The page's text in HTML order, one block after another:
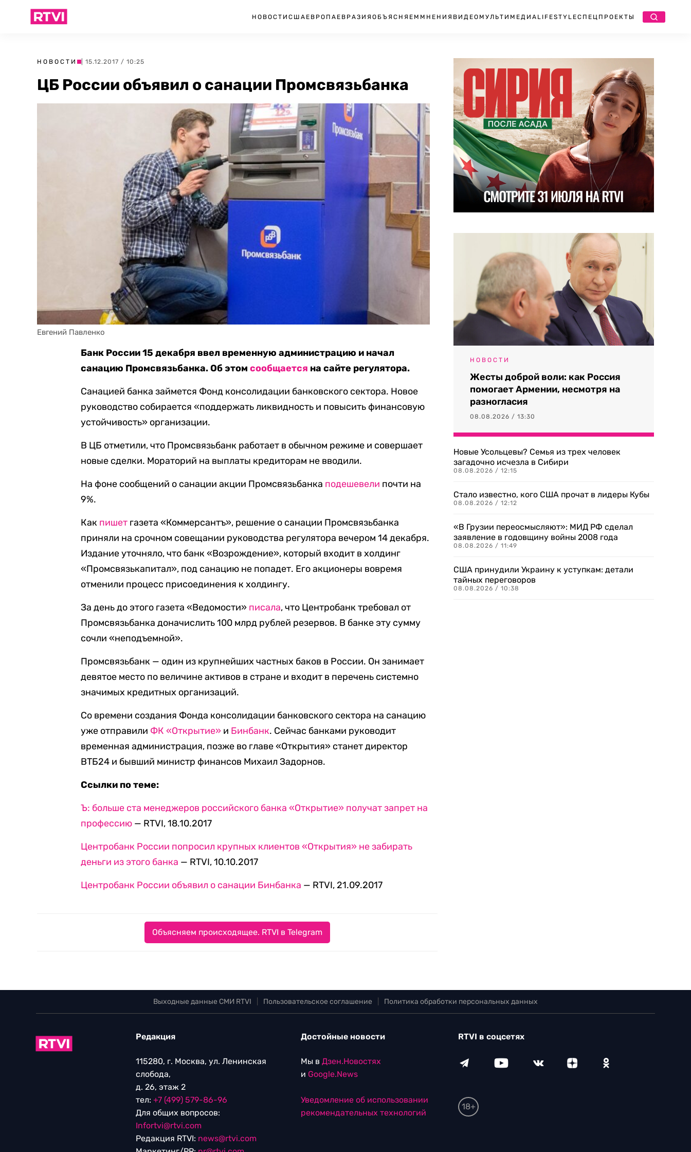
НОВОСТИ США ЕВРОПА ЕВРАЗИЯ ОБЪЯСНЯЕМ МНЕНИЯ ВИДЕО МУЛЬТИМЕДИА LIFESTYLEСПЕЦПРОЕКТЫ
НОВОСТИ | 15.12.2017 / 10:25
ЦБ России объявил о санации Промсвязьбанка
Евгений Павленко
Банк России 15 декабря ввел временную администрацию и начал
санацию Промсвязьбанка. Об этомсообщается на сайте регулятора.
Санацией банка займется Фонд консолидации банковского сектора. Новое
руководство собирается «поддержать ликвидность и повысить финансовую
устойчивость» организации.
В ЦБ отметили, что Промсвязьбанк работает в обычном режиме и совершает
новые сделки. Мораторий на выплаты кредиторам не вводили.
На фоне сообщений о санации акции Промсвязьбанка подешевели почти на
9%.
Как пишет газета «Коммерсантъ», решение о санации Промсвязьбанка
приняли на срочном совещании руководства регулятора вечером 14 декабря.
Издание уточняло, что банк «Возрождение», который входит в холдинг
«Промсвязькапитал», под санацию не попадет. Его акционеры вовремя
отменили процесс присоединения к холдингу.
За день до этого газета «Ведомости» писала, что Центробанк требовал от
Промсвязьбанка доначислить 100 млрд рублей резервов. В банке эту сумму
сочли «неподъемной».
Промсвязьбанк — один из крупнейших частных баков в России. Он занимает
девятое место по величине активов в стране и входит в перечень системно
значимых кредитных организаций.
Со времени создания Фонда консолидации банковского сектора на санацию
уже отправили ФК «Открытие» и Бинбанк. Сейчас банками руководит
временная администрация, позже во главе «Открытия» станет директор
ВТБ24 и бывший министр финансов Михаил Задорнов.
Ссылки по теме:
Ъ: больше ста менеджеров российского банка «Открытие» получат запрет на
профессию — RTVI, 18.10.2017
Центробанк России попросил крупных клиентов «Открытия» не забирать
деньги из этого банка — RTVI, 10.10.2017
Центробанк России объявил о санации Бинбанка — RTVI, 21.09.2017
Объясняем происходящее. RTVI в Telegram
НОВОСТИ
Жесты доброй воли: как Россия
помогает Армении, несмотря на
разногласия
08.08.2026 / 13:30
Новые Усольцевы? Семья из трех человек
загадочно исчезла в Сибири
08.08.2026 / 12:15
Стало известно, кого США прочат в лидеры Кубы
08.08.2026 / 12:12
«В Грузии переосмысляют»: МИД РФ сделал
заявление в годовщину войны 2008 года
08.08.2026 / 11:49
США принудили Украину к уступкам: детали
тайных переговоров
08.08.2026 / 10:38
Выходные данные СМИ RTVI Пользовательское соглашение Политика обработки персональных данных
Редакция
115280, г. Москва, ул. Ленинская
слобода,
д. 26, этаж 2
тел: +7 (499) 579-86-96
Для общих вопросов:
Infortvi@rtvi.com
Редакция RTVI: news@rtvi.com
Достойные новости
Мы в Дзен.Новостях
и Google.News
Уведомление об использовании
рекомендательных технологий
RTVI в соцсетях
18+